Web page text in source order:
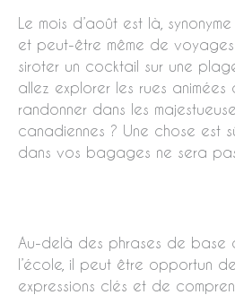
Le mois d’août est là,
et peut-être même de
siroter un cocktail sur une
allez explorer les rues
randonner dans les
canadiennes ? Une chose est
dans vos bagages ne sera
Au-delà des phrases de base
l’école, il peut être opportun
expressions clés et de